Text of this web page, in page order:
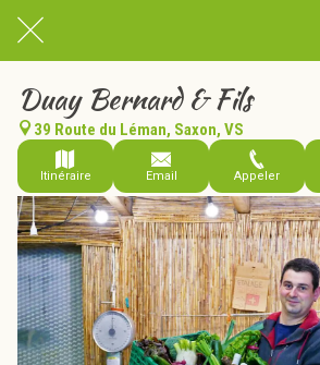
Duay Bernard & Fils
39 Route du Léman, Saxon, VS
Itinéraire Email Appeler